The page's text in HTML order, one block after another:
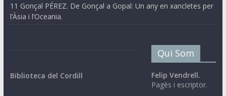
11 Gonçal PÉREZ. De Gonçal a Gopal: Un any en xancletes per
l’Àsia i l’Oceania.
Biblioteca del Cordill
Qui Som
Felip Vendrell.
Pagès i escriptor.